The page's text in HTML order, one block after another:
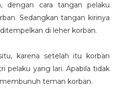
dengan cara tangan pelaku
Sedangkan tangan kirinya
di leher korban.
karena setelah itu korban
pelaku yang lari. Apabila tidak
teman korban.